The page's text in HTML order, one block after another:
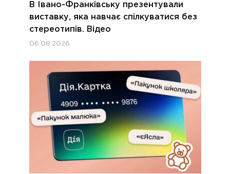
В Івано-Франківську презентували
виставку, яка навчає спілкуватися без
стереотипів. Відео
06.08.2026